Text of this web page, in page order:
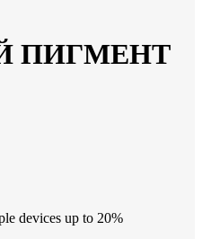
ПИГМЕНТ
devices up to 20%